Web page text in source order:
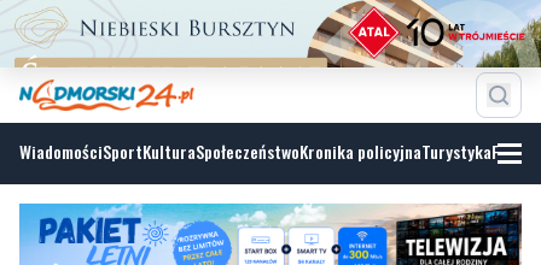
WiadomościSportKulturaSpołeczeństwoKronika policyjnaTurystyka